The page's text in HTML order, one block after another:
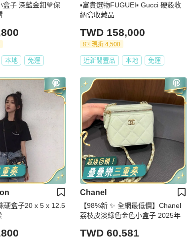
盒子 深藍金釦💙保
本地 免運
▪️富貴選物FUGUEI▪️ Gucci 硬殼收
納盒收藏品
TWD 158,000
現折 4,500
近新閒置品 本地 免運
硬盒子20 x 5 x 12.5
Chanel
【98%新 ✨ 全網最低價】Chanel
荔枝皮淡綠色金色小盒子 2025年
TWD 60,581